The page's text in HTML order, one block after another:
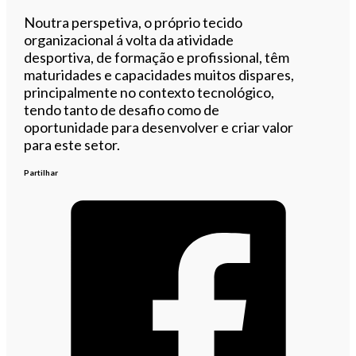
Noutra perspetiva, o próprio tecido
organizacional á volta da atividade
desportiva, de formação e profissional, têm
maturidades e capacidades muitos dispares,
principalmente no contexto tecnológico,
tendo tanto de desafio como de
oportunidade para desenvolver e criar valor
para este setor.
Partilhar